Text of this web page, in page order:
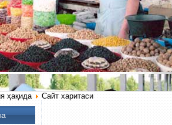
ҳақида Сайт харитаси